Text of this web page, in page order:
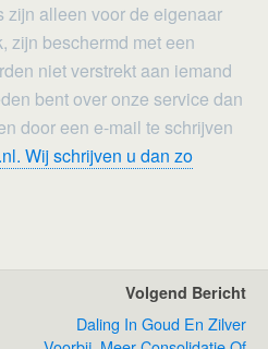
zijn alleen voor de eigenaar
zijn beschermd met een
niet verstrekt aan iemand
bent over onze service dan
door een e-mail te schrijven
Wij schrijven u dan zo
Volgend Bericht
Daling In Goud En Zilver